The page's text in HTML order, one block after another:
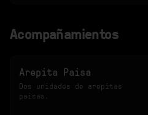
Acompañamientos
Arepita Paisa
Dos unidades de arepitas
paisas.